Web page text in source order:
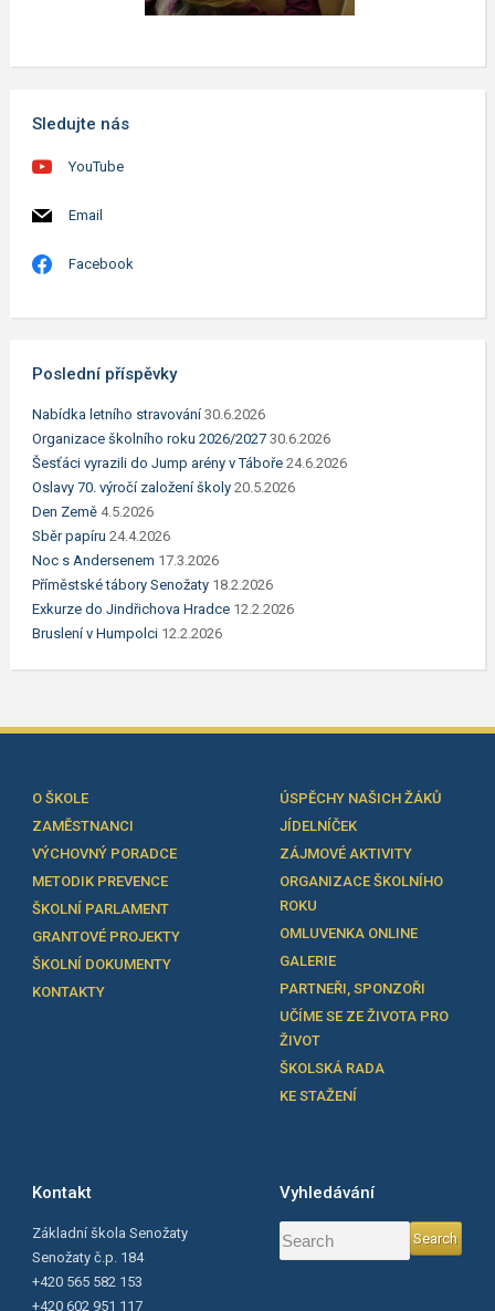
Sledujte nás
YouTube
Email
Facebook
Poslední příspěvky
Nabídka letního stravování 30.6.2026
Organizace školního roku 2026/2027 30.6.2026
Šesťáci vyrazili do Jump arény v Táboře 24.6.2026
Oslavy 70. výročí založení školy 20.5.2026
Den Země 4.5.2026
Sběr papíru 24.4.2026
Noc s Andersenem 17.3.2026
Příměstské tábory Senožaty 18.2.2026
Exkurze do Jindřichova Hradce 12.2.2026
Bruslení v Humpolci 12.2.2026
O ŠKOLE
ZAMĚSTNANCI
VÝCHOVNÝ PORADCE
METODIK PREVENCE
ŠKOLNÍ PARLAMENT
GRANTOVÉ PROJEKTY
ŠKOLNÍ DOKUMENTY
KONTAKTY
ÚSPĚCHY NAŠICH ŽÁKŮ
JÍDELNÍČEK
ZÁJMOVÉ AKTIVITY
ORGANIZACE ŠKOLNÍHO
ROKU
OMLUVENKA ONLINE
GALERIE
PARTNEŘI, SPONZOŘI
UČÍME SE ZE ŽIVOTA PRO
ŽIVOT
ŠKOLSKÁ RADA
KE STAŽENÍ
Kontakt
Základní škola Senožaty
Senožaty č.p. 184
+420 565 582 153
+420 602 951 117
Vyhledávání